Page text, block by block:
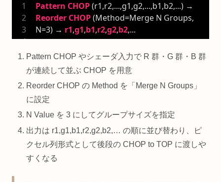
Pattern CHOP
Reorder CHOP (Method=Merge N Groups,
N=3) → r1,g1,b1,r2,g2,b2,...
Pattern CHOP やシェーダ入力で R 群・G 群・B 群
が連続して並ぶ CHOP を用意
Reorder CHOP の Method を「Merge N Groups」
に設定
N Value を 3 にしてグループサイズを指定
出力は r1,g1,b1,r2,g2,b2,… の順に並び替わり、ピ
クセル列形式として後段の CHOP to TOP に渡しや
すくなる